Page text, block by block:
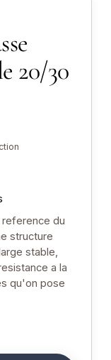
20/30
du
structure
stable,
a la
qu'on pose